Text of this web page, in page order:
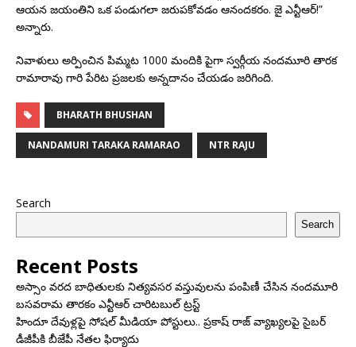
ఆయన జయంతిని ఒక పండుగలా జరుపకోవడం ఆనందకరం. జై ఎన్టీఆర్!”
అన్నారు.
నివాళులు అర్పించిన పిమ్మట 1000 మందికి పైగా స్వర్గీయ నందమూరి తారక
రామారావు గారి పేరిట ప్రజలకు అన్నదానం చేయడం జరిగింది.
BHARATH BHUSHAN
NANDAMURI TARAKA RAMARAO NTR RAJU
Search
Search
Recent Posts
అస్సాం వరద బాధితులకు నిత్యవసర వస్తువులను పంపిణీ చేసిన నందమూరి
బసవరామ తారకం ఎన్టీఆర్ చారిటబుల్ ట్రస్ట్
హిందూ దేవుళ్లపై సోషల్ మీడియా పోస్టులు.. ప్రకాష్ రాజ్ వ్యాఖ్యలపై సైబర్
డీజీపీకి బీజేపీ నేతల ఫిర్యాదు